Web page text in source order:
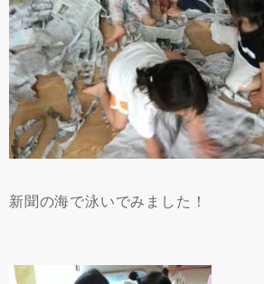
新聞の海で泳いでみました！